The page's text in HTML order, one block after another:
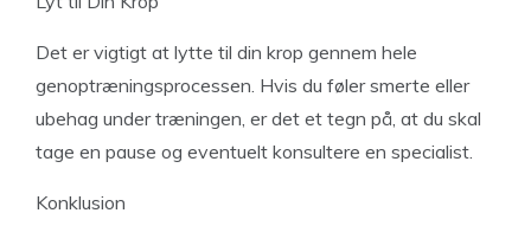
Det er vigtigt at lytte til din krop gennem hele
genoptræningsprocessen. Hvis du føler smerte eller
ubehag under træningen, er det et tegn på, at du skal
tage en pause og eventuelt konsultere en specialist.
Konklusion